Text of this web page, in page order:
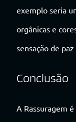
exemplo seria
orgânicas e
sensação de
Conclusão
A Rassuragem